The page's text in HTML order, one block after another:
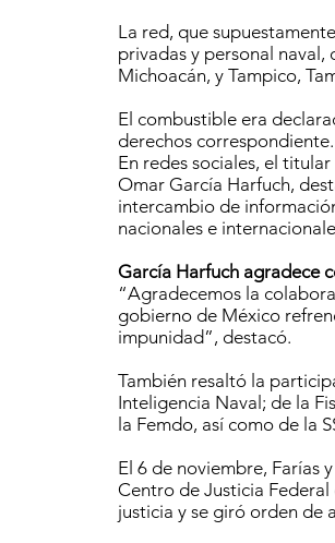
La red, que
privadas y personal naval,
Michoacán, y Tampico,
El combustible era
derechos correspondiente.
En redes sociales, el
Omar García Harfuch,
intercambio de
nacionales e
García Harfuch agradece
“Agradecemos la
gobierno de México
impunidad”, destacó.
También resaltó la
Inteligencia Naval; de la
la Femdo, así como de la
El 6 de noviembre, Farías
Centro de Justicia
justicia y se giró orden de